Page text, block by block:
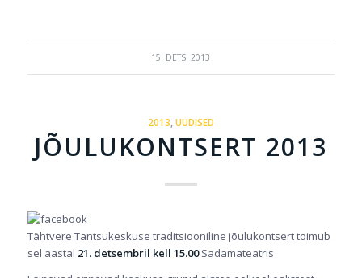
15. DETS. 2013
2013,UUDISED
JÕULUKONTSERT 2013
Tähtvere Tantsukeskuse traditsiooniline jõulukontsert toimub
sel aastal 21. detsembril kell 15.00Sadamateatris